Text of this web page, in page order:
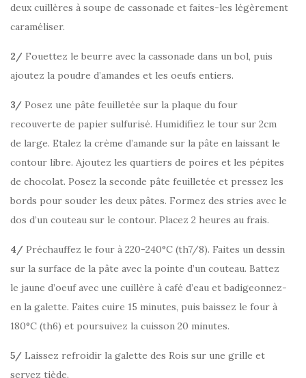
deux cuillères à soupe de cassonade et faites-les légèrement
caraméliser.
2/ Fouettez le beurre avec la cassonade dans un bol, puis
ajoutez la poudre d’amandes et les oeufs entiers.
3/ Posez une pâte feuilletée sur la plaque du four
recouverte de papier sulfurisé. Humidifiez le tour sur 2cm
de large. Etalez la crème d’amande sur la pâte en laissant le
contour libre. Ajoutez les quartiers de poires et les pépites
de chocolat. Posez la seconde pâte feuilletée et pressez les
bords pour souder les deux pâtes. Formez des stries avec le
dos d’un couteau sur le contour. Placez 2 heures au frais.
4/ Préchauffez le four à 220-240°C (th7/8). Faites un dessin
sur la surface de la pâte avec la pointe d’un couteau. Battez
le jaune d’oeuf avec une cuillère à café d’eau et badigeonnez-
en la galette. Faites cuire 15 minutes, puis baissez le four à
180°C (th6) et poursuivez la cuisson 20 minutes.
5/ Laissez refroidir la galette des Rois sur une grille et
servez tiède.